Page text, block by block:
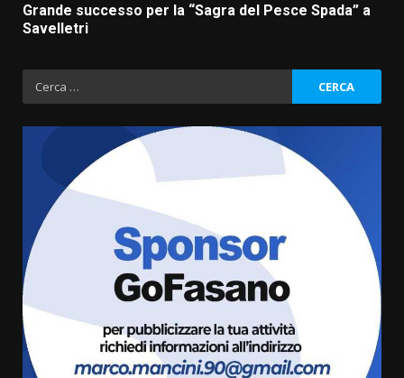
Grande successo per la “Sagra del Pesce Spada” a
Savelletri
Ricerca
per:
Grande successo per la “Sagra
del Pesce Spada” a Savelletri
9 Agosto 2026 07:32